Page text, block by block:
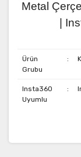
Metal
|
Ürün
Grubu
:
Insta360
Uyumlu
: